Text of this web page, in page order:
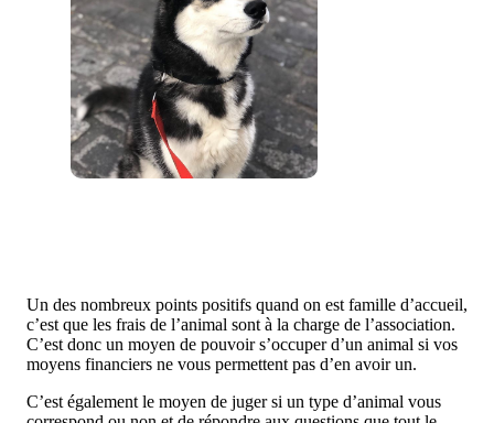
Un des nombreux points positifs quand on est famille d’accueil,
c’est que les frais de l’animal sont à la charge de l’association.
C’est donc un moyen de pouvoir s’occuper d’un animal si vos
moyens financiers ne vous permettent pas d’en avoir un.
C’est également le moyen de juger si un type d’animal vous